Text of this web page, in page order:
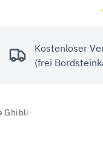
Kostenloser
(frei
Ghibli